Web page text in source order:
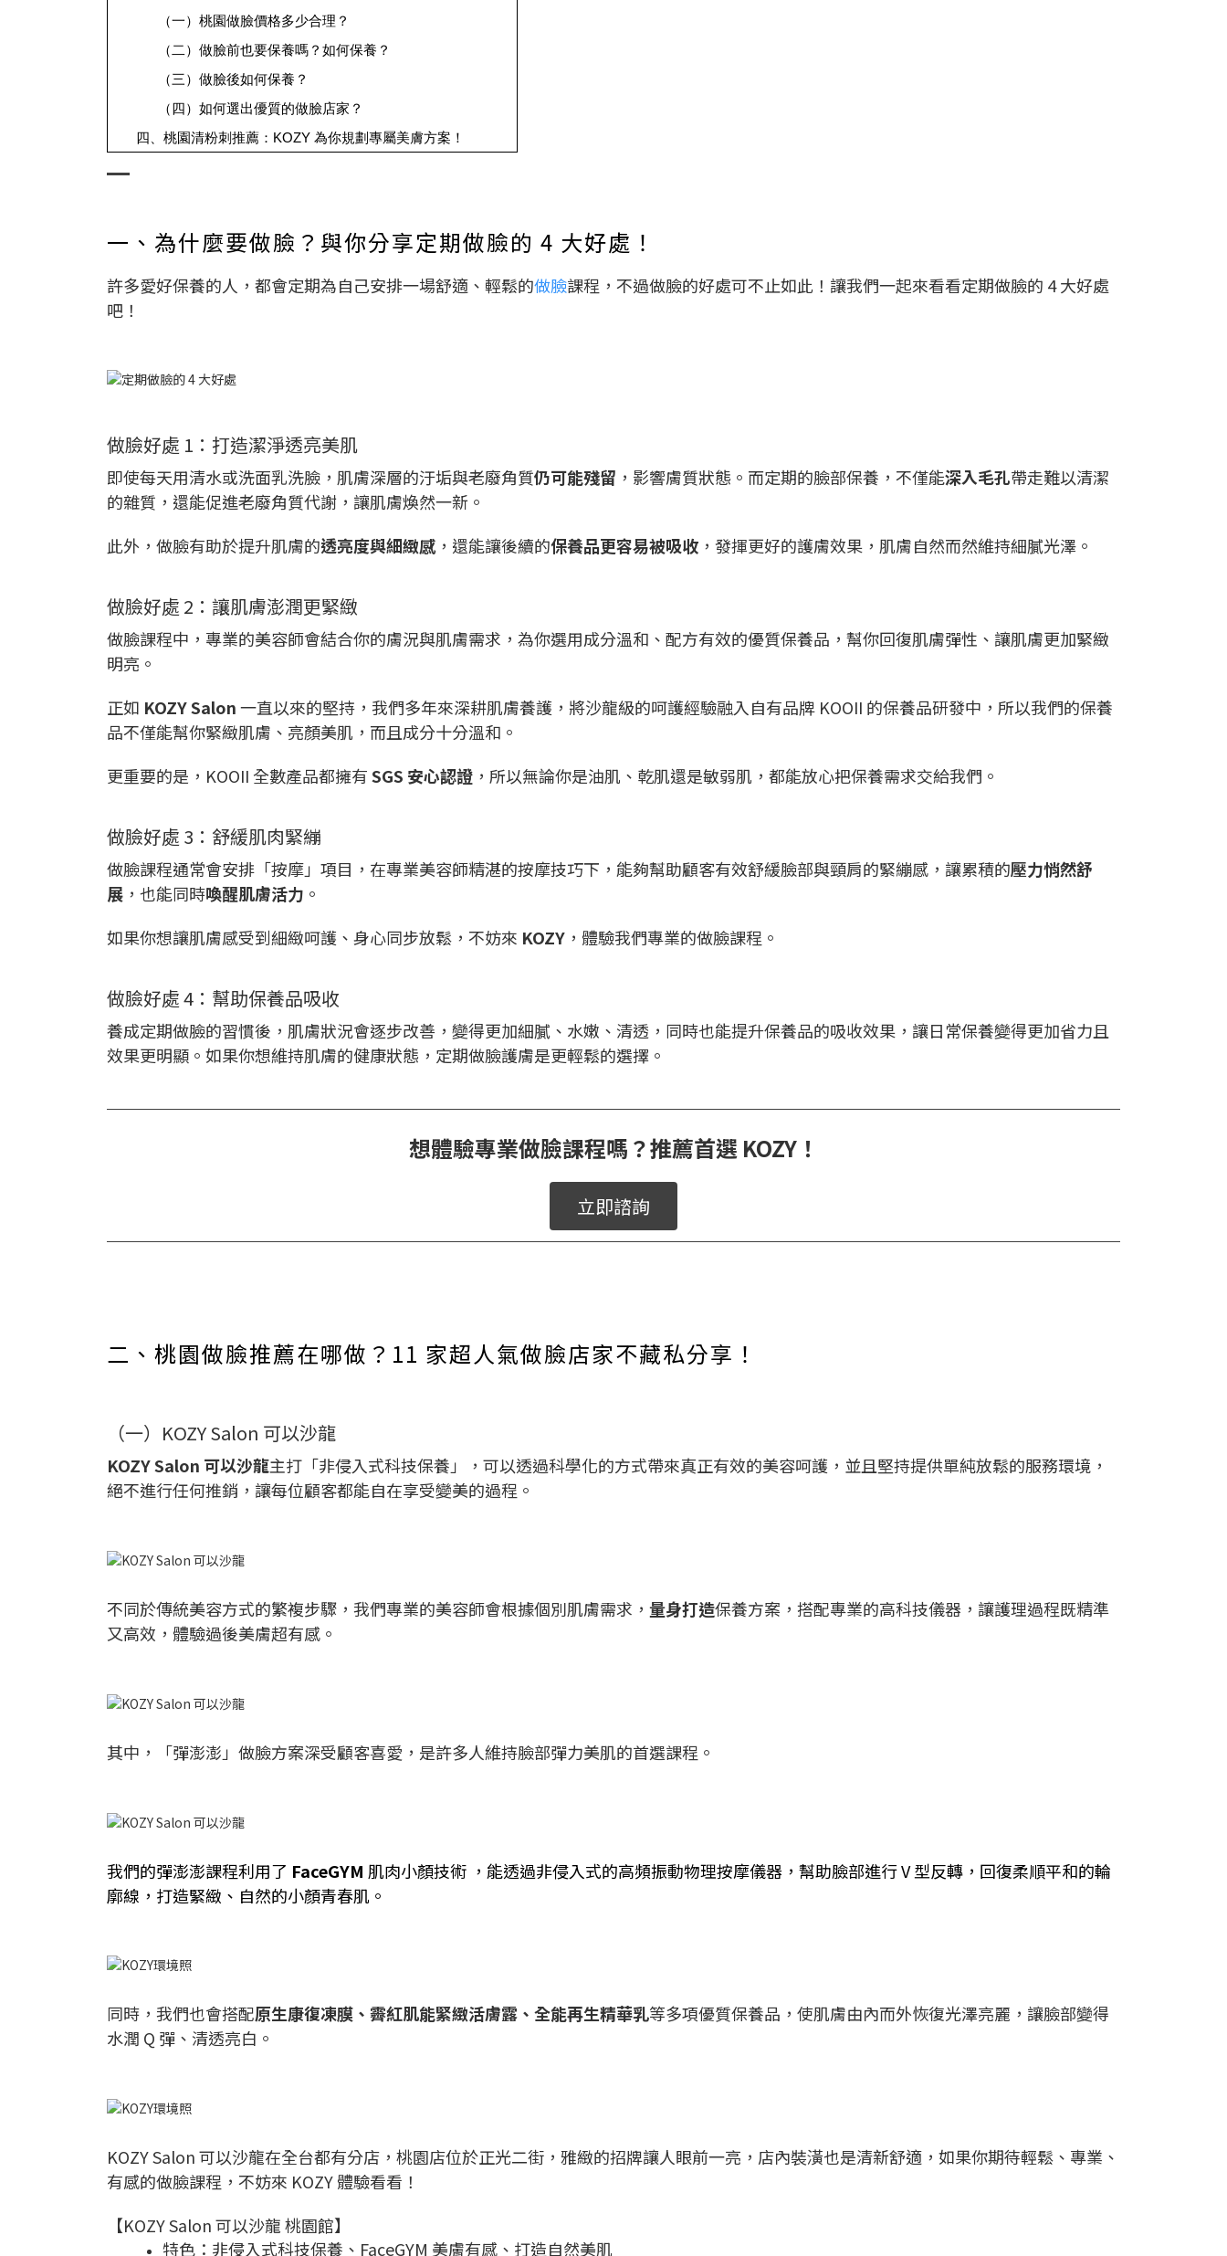
（一）桃園做臉價格多少合理？
（二）做臉前也要保養嗎？如何保養？
（三）做臉後如何保養？
（四）如何選出優質的做臉店家？
四、桃園清粉刺推薦：KOZY 為你規劃專屬美膚方案！
一、為什麼要做臉？與你分享定期做臉的 4 大好處！
許多愛好保養的人，都會定期為自己安排一場舒適、輕鬆的做臉課程，不過做臉的好處可不止如此！讓我們一起來看看定期做臉的 4 大好處
吧！
做臉好處 1：打造潔淨透亮美肌
即使每天用清水或洗面乳洗臉，肌膚深層的汙垢與老廢角質仍可能殘留 ，影響膚質狀態。而定期的臉部保養，不僅能深入毛孔帶走難以清潔
的雜質，還能促進老廢角質代謝，讓肌膚煥然一新。
此外，做臉有助於提升肌膚的透亮度與細緻感，還能讓後續的保養品更容易被吸收 ，發揮更好的護膚效果，肌膚自然而然維持細膩光澤。
做臉好處 2：讓肌膚澎潤更緊緻
做臉課程中，專業的美容師會結合你的膚況與肌膚需求，為你選用成分溫和、配方有效的優質保養品，幫你回復肌膚彈性、讓肌膚更加緊緻
明亮。
正如 KOZY Salon一直以來的堅持，我們多年來深耕肌膚養護，將沙龍級的呵護經驗融入自有品牌 KOOII 的保養品研發中，所以我們的保養
品不僅能幫你緊緻肌膚、亮顏美肌，而且成分十分溫和。
更重要的是，KOOII 全數產品都擁有SGS 安心認證 ，所以無論你是油肌、乾肌還是敏弱肌，都能放心把保養需求交給我們。
做臉好處 3：舒緩肌肉緊繃
做臉課程通常會安排「按摩」項目，在專業美容師精湛的按摩技巧下，能夠幫助顧客有效舒緩臉部與頸肩的緊繃感，讓累積的壓力悄然舒
展 ，也能同時喚醒肌膚活力 。
如果你想讓肌膚感受到細緻呵護、身心同步放鬆，不妨來 KOZY ，體驗我們專業的做臉課程。
做臉好處 4：幫助保養品吸收
養成定期做臉的習慣後，肌膚狀況會逐步改善，變得更加細膩、水嫩、清透，同時也能提升保養品的吸收效果，讓日常保養變得更加省力且
效果更明顯。如果你想維持肌膚的健康狀態，定期做臉護膚是更輕鬆的選擇。
想體驗專業做臉課程嗎？推薦首選 KOZY！
立即諮詢
二、桃園做臉推薦在哪做？11 家超人氣做臉店家不藏私分享！
（一）KOZY Salon 可以沙龍
KOZY Salon 可以沙龍主打「非侵入式科技保養」，可以透過科學化的方式帶來真正有效的美容呵護，並且堅持提供單純放鬆的服務環境，
絕不進行任何推銷，讓每位顧客都能自在享受變美的過程。
不同於傳統美容方式的繁複步驟，我們專業的美容師會根據個別肌膚需求， 量身打造保養方案，搭配專業的高科技儀器，讓護理過程既精準
又高效，體驗過後美膚超有感。
其中，「彈澎澎」做臉方案深受顧客喜愛，是許多人維持臉部彈力美肌的首選課程。
我們的彈澎澎課程利用了 FaceGYM 肌肉小顏技術 ，能透過非侵入式的高頻振動物理按摩儀器，幫助臉部進行 V 型反轉，回復柔順平和的輪
廓線，打造緊緻、自然的小顏青春肌。
同時，我們也會搭配原生康復凍膜、霽紅肌能緊緻活膚露、全能再生精華乳等多項優質保養品，使肌膚由內而外恢復光澤亮麗，讓臉部變得
水潤 Q 彈、清透亮白。
KOZY Salon 可以沙龍在全台都有分店，桃園店位於正光二街，雅緻的招牌讓人眼前一亮，店內裝潢也是清新舒適，如果你期待輕鬆、專業、
有感的做臉課程，不妨來 KOZY 體驗看看！
【KOZY Salon 可以沙龍 桃園館】
特色：非侵入式科技保養、FaceGYM 美膚有感、打造自然美肌